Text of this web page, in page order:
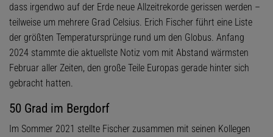
dass irgendwo auf der Erde neue Allzeitrekorde gerissen werden –
teilweise um mehrere Grad Celsius. Erich Fischer führt eine Liste
der größten Temperatursprünge rund um den Globus. Anfang
2024 stammte die aktuellste Notiz vom mit Abstand wärmsten
Februar aller Zeiten, den große Teile Europas gerade hinter sich
gebracht hatten.
50 Grad im Bergdorf
Im Sommer 2021 stellte Fischer zusammen mit seinen Kollegen